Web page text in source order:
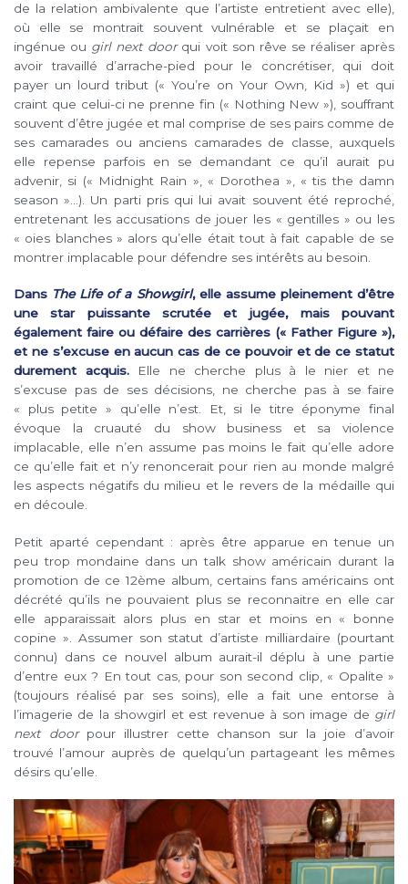
de la relation ambivalente que l’artiste entretient avec elle),
où elle se montrait souvent vulnérable et se plaçait en
ingénue ou girl next doorqui voit son rêve se réaliser après
avoir travaillé d’arrache-pied pour le concrétiser, qui doit
payer un lourd tribut (« You’re on Your Own, Kid ») et qui
craint que celui-ci ne prenne fin (« Nothing New »), souffrant
souvent d’être jugée et mal comprise de ses pairs comme de
ses camarades ou anciens camarades de classe, auxquels
elle repense parfois en se demandant ce qu’il aurait pu
advenir, si (« Midnight Rain », « Dorothea », « tis the damn
season »…). Un parti pris qui lui avait souvent été reproché,
entretenant les accusations de jouer les « gentilles » ou les
« oies blanches » alors qu’elle était tout à fait capable de se
montrer implacable pour défendre ses intérêts au besoin.
Dans The Life of a Showgirl, elle assume pleinement d’être
une star puissante scrutée et jugée, mais pouvant
également faire ou défaire des carrières (« Father Figure »),
et ne s’excuse en aucun cas de ce pouvoir et de ce statut
durement acquis.Elle ne cherche plus à le nier et ne
s’excuse pas de ses décisions, ne cherche pas à se faire
« plus petite » qu’elle n’est. Et, si le titre éponyme final
évoque la cruauté du show business et sa violence
implacable, elle n’en assume pas moins le fait qu’elle adore
ce qu’elle fait et n’y renoncerait pour rien au monde malgré
les aspects négatifs du milieu et le revers de la médaille qui
en découle.
Petit aparté cependant : après être apparue en tenue un
peu trop mondaine dans un talk show américain durant la
promotion de ce 12ème album, certains fans américains ont
décrété qu’ils ne pouvaient plus se reconnaitre en elle car
elle apparaissait alors plus en star et moins en « bonne
copine ». Assumer son statut d’artiste milliardaire (pourtant
connu) dans ce nouvel album aurait-il déplu à une partie
d’entre eux ? En tout cas, pour son second clip, « Opalite »
(toujours réalisé par ses soins), elle a fait une entorse à
l’imagerie de la showgirl et est revenue à son image de girl
next doorpour illustrer cette chanson sur la joie d’avoir
trouvé l’amour auprès de quelqu’un partageant les mêmes
désirs qu’elle.